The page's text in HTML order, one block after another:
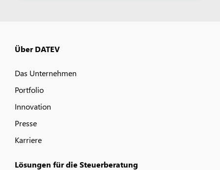
Über DATEV
Das Unternehmen
Portfolio
Innovation
Presse
Karriere
Lösungen für die Steuerberatung